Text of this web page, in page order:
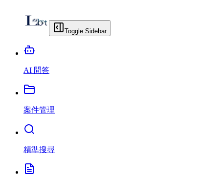
Toggle Sidebar
AI 問答
案件管理
精準搜尋